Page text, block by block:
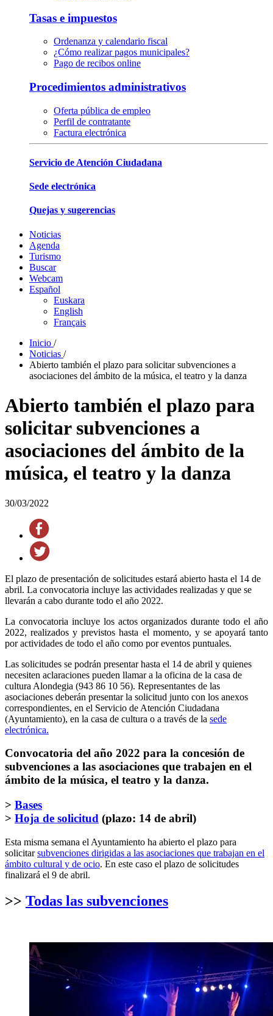
Tasas e impuestos
Ordenanza y calendario fiscal
¿Cómo realizar pagos municipales?
Pago de recibos online
Procedimientos administrativos
Oferta pública de empleo
Perfil de contratante
Factura electrónica
Servicio de Atención Ciudadana
Sede electrónica
Quejas y sugerencias
Noticias
Agenda
Turismo
Buscar
Webcam
Español
Euskara
English
Français
Inicio /
Noticias /
Abierto también el plazo para solicitar subvenciones a
asociaciones del ámbito de la música, el teatro y la danza
Abierto también el plazo para
solicitar subvenciones a
asociaciones del ámbito de la
música, el teatro y la danza
30/03/2022
El plazo de presentación de solicitudes estará abierto hasta el 14 de
abril. La convocatoria incluye las actividades realizadas y que se
llevarán a cabo durante todo el año 2022.
La convocatoria incluye los actos organizados durante todo el año
2022, realizados y previstos hasta el momento, y se apoyará tanto
por actividades de todo el año como por eventos puntuales.
Las solicitudes se podrán presentar hasta el 14 de abril y quienes
necesiten aclaraciones pueden llamar a la oficina de la casa de
cultura Alondegia (943 86 10 56). Representantes de las
asociaciones deberán presentar la solicitud junto con los anexos
correspondientes, en el Servicio de Atención Ciudadana
(Ayuntamiento), en la casa de cultura o a través de la sede
electrónica.
Convocatoria del año 2022 para la concesión de
subvenciones a las asociaciones que trabajen en el
ámbito de la música, el teatro y la danza.
> Bases
> Hoja de solicitud (plazo: 14 de abril)
Esta misma semana el Ayuntamiento ha abierto el plazo para
solicitarsubvenciones dirigidas a las asociaciones que trabajan en el
ámbito cultural y de ocio. En este caso el plazo de solicitudes
finalizará el 9 de abril.
>> Todas las subvenciones